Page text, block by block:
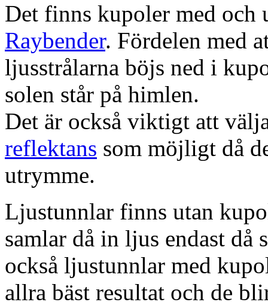
Det finns kupoler med och
Raybender. Fördelen med
ljusstrålarna böjs ned i
solen står på himlen.
Det är också viktigt att
reflektans som möjligt då
utrymme.
Ljustunnlar finns utan
samlar då in ljus endast då
också ljustunnlar med
allra bäst resultat och de